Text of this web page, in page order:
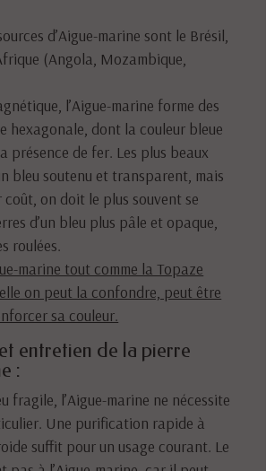
d’Aigue-marine sont le Brésil,
(Angola, Mozambique,
l’Aigue-marine forme des
hexagonale, dont la couleur bleue
présence de fer. Les plus beaux
bleu soutenu et transparent, mais
on doit le plus souvent se
d’un bleu plus pâle et opaque,
roulées.
marine tout comme la Topaze
on peut la confondre, peut être
sa couleur.
entretien de la pierre
:
fragile, l’Aigue-marine ne nécessite
Une purification rapide à
suffit pour un usage courant. Le